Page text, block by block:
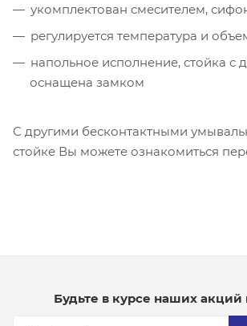
укомплектован смесителем,
регулируется температура и
напольное исполнение, стойка с
оснащена замком
С другими бесконтактными
стойке Вы можете ознакомиться
Будьте в курсе наших акций